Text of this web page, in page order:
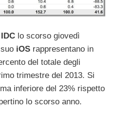
IDC lo scorso giovedì
iOS rappresentano in
del totale degli
trimestre del 2013. Si
inferiore del 23% rispetto
lo scorso anno.